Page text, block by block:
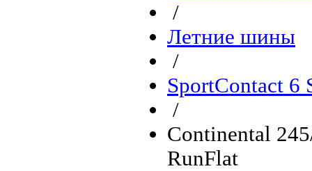
/
Летние шины
/
SportContact 6
/
Continental
RunFlat